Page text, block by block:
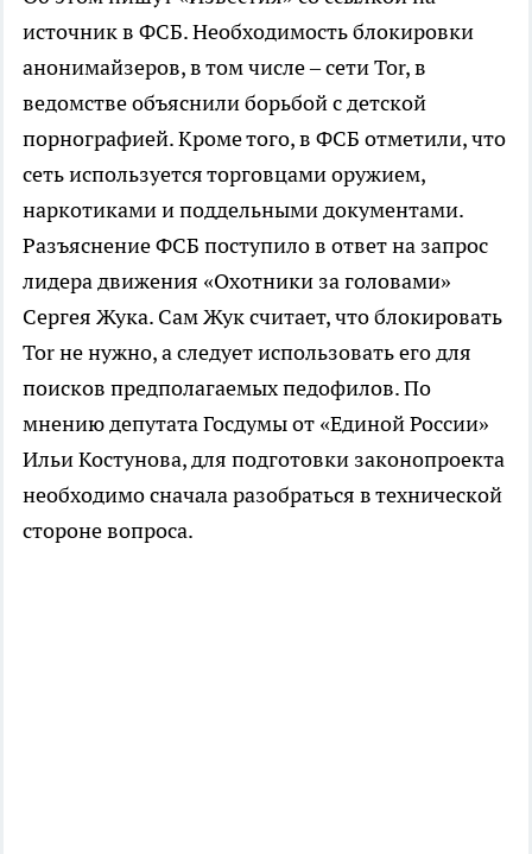
источник в ФСБ. Необходимость блокировки
анонимайзеров, в том числе – сети Tor, в
ведомстве объяснили борьбой с детской
порнографией. Кроме того, в ФСБ отметили, что
сеть используется торговцами оружием,
наркотиками и поддельными документами.
Разъяснение ФСБ поступило в ответ на запрос
лидера движения «Охотники за головами»
Сергея Жука. Сам Жук считает, что блокировать
Tor не нужно, а следует использовать его для
поисков предполагаемых педофилов. По
мнению депутата Госдумы от «Единой России»
Ильи Костунова, для подготовки законопроекта
необходимо сначала разобраться в технической
стороне вопроса.